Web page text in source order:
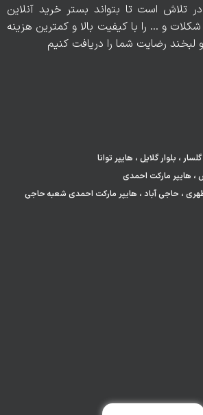
در تلاش است تا بتواند بستر خرید آنلاین
و … را با کیفیت بالا و کمترین هزینه
لبخند رضایت شما را دریافت کنیم
، بلوار گلایل ، هایپر توانا
مطهری ، حاجی آباد ، هایپر مارکت احمدی شعبه حاجی